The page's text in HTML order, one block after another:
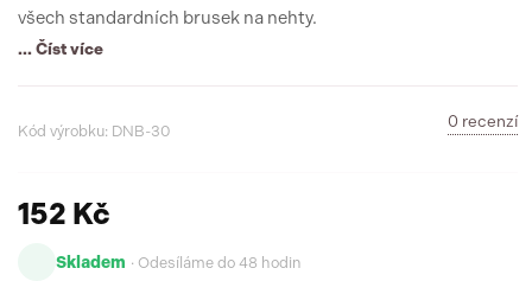
všech standardních brusek na nehty.
... Číst více
Kód výrobku: DNB-30
0 recenzí
152 Kč
Skladem · Odesíláme do 48 hodin